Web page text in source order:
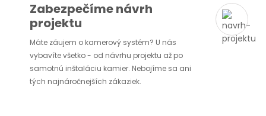
Zabezpečíme návrh
projektu
Máte záujem o kamerový systém? U nás
vybavíte všetko - od návrhu projektu až po
samotnú inštaláciu kamier. Nebojíme sa ani
tých najnáročnejších zákaziek.